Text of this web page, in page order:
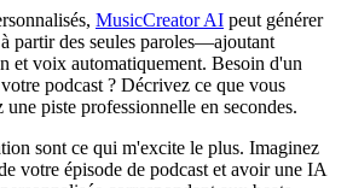
MusicCreator AI peut générer
partir des seules paroles—ajoutant
et voix automatiquement. Besoin d'un
podcast ? Décrivez ce que vous
piste professionnelle en secondes.
sont ce qui m'excite le plus. Imaginez
votre épisode de podcast et avoir une IA